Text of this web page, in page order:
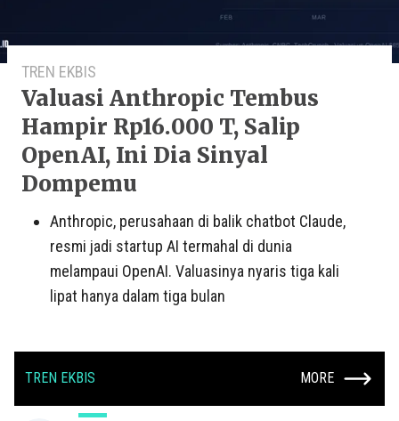
TREN EKBIS
Valuasi Anthropic Tembus
Hampir Rp16.000 T, Salip
OpenAI, Ini Dia Sinyal
Dompemu
Anthropic, perusahaan di balik chatbot Claude,
resmi jadi startup AI termahal di dunia
melampaui OpenAI. Valuasinya nyaris tiga kali
lipat hanya dalam tiga bulan
TREN EKBIS MORE